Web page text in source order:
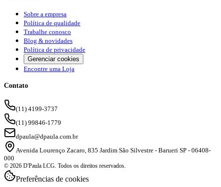
Sobre a empresa
Política de qualidade
Trabalhe conosco
Blog & novidades
Política de privacidade
Gerenciar cookies
Encontre uma Loja
Contato
(11) 4199-3737
(11) 99846-1779
dpaula@dpaula.com.br
Avenida Lourenço Zacaro, 835 Jardim São Silvestre - Barueri SP - 06408-
000
© 2026 D'Paula LCG. Todos os direitos reservados.
Preferências de cookies